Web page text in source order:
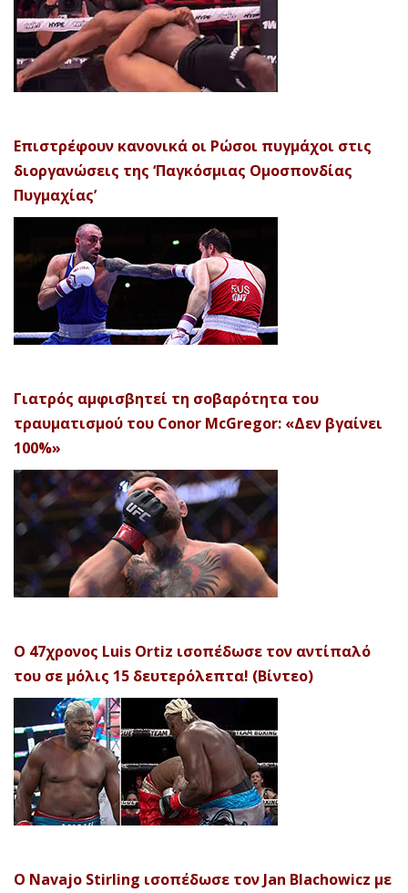
Επιστρέφουν κανονικά οι Ρώσοι πυγμάχοι στις
διοργανώσεις της ‘Παγκόσμιας Ομοσπονδίας
Πυγμαχίας’
Γιατρός αμφισβητεί τη σοβαρότητα του
τραυματισμού του Conor McGregor: «Δεν βγαίνει
100%»
Ο 47χρονος Luis Ortiz ισοπέδωσε τον αντίπαλό
του σε μόλις 15 δευτερόλεπτα! (Βίντεο)
Ο Navajo Stirling ισοπέδωσε τον Jan Blachowicz με